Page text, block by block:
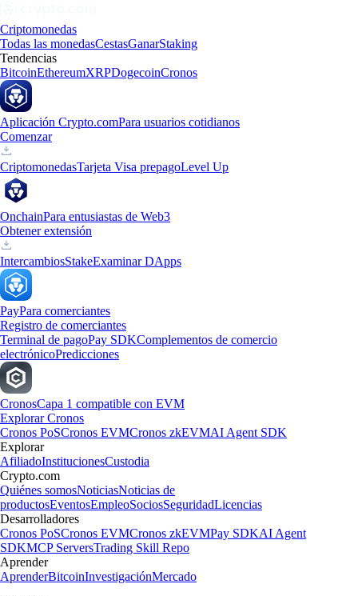
Criptomonedas
Todas las monedasCestasGanarStaking
Tendencias
BitcoinEthereumXRPDogecoinCronos
Aplicación Crypto.comPara usuarios cotidianos
Comenzar
CriptomonedasTarjeta Visa prepagoLevel Up
OnchainPara entusiastas de Web3
Obtener extensión
IntercambiosStakeExaminar DApps
PayPara comerciantes
Registro de comerciantes
Terminal de pagoPay SDKComplementos de comercio
electrónicoPredicciones
CronosCapa 1 compatible con EVM
Explorar Cronos
Cronos PoSCronos EVMCronos zkEVMAI Agent SDK
Explorar
AfiliadoInstitucionesCustodia
Crypto.com
Quiénes somosNoticiasNoticias de
productosEventosEmpleoSociosSeguridadLicencias
Desarrolladores
Cronos PoSCronos EVMCronos zkEVMPay SDKAI Agent
SDKMCP ServersTrading Skill Repo
Aprender
AprenderBitcoinInvestigaciónMercado